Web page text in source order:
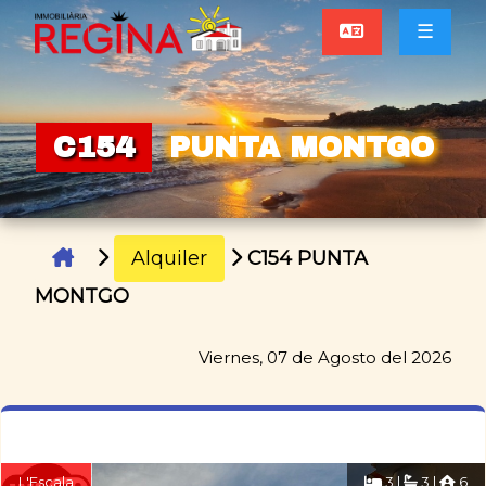
C154 PUNTA MONTGO
☰
Alquiler
C154 PUNTA
MONTGO
Viernes, 07 de Agosto del 2026
L'Escala 3 | 3 | 6